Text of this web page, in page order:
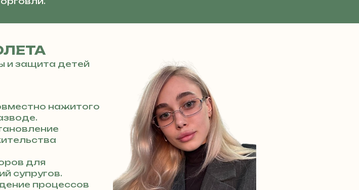
и защита детей
нажитого
для
супругов.
процессов